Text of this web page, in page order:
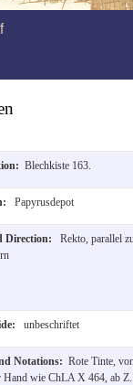
Blechkiste 163.
Papyrusdepot
Direction:
Rekto, parallel
unbeschriftet
Notations: Rote Tinte,
Hand wie ChLA X 464, ab Z.